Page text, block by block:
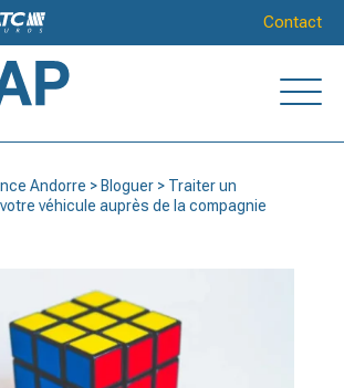
Contact
Andorre > Bloguer> Traiter un
véhicule auprès de la compagnie